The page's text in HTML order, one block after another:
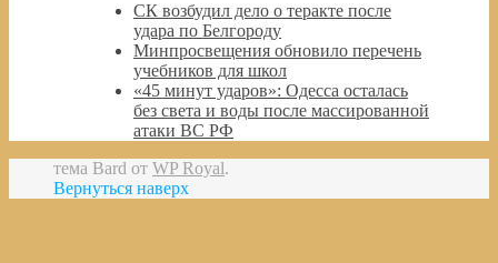
СК возбудил дело о теракте после
удара по Белгороду
Минпросвещения обновило перечень
учебников для школ
«45 минут ударов»: Одесса осталась
без света и воды после массированной
атаки ВС РФ
тема Bard от WP Royal.
Вернуться наверх